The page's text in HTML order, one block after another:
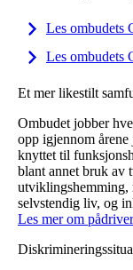
Les ombudets
Les ombudets
Et mer likestilt
Ombudet jobber
opp igjennom
knyttet til
blant annet bruk av
utviklingshemming,
selvstendig liv, og
Les mer om